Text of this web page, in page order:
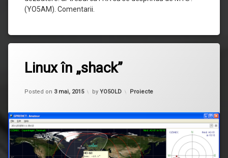
(YO5AM). Comentarii.
Linux în „shack”
Posted on 3 mai, 2015
Updated on 15 februarie, 2023
by YO5OLD Categorii:
Proiecte
comentarii
la
în